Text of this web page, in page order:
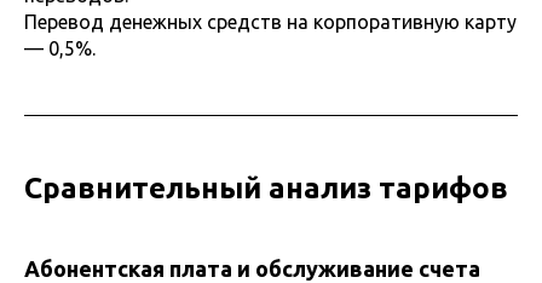
Перевод денежных средств на корпоративную карту
— 0,5%.
Сравнительный анализ тарифов
Абонентская плата и обслуживание счета